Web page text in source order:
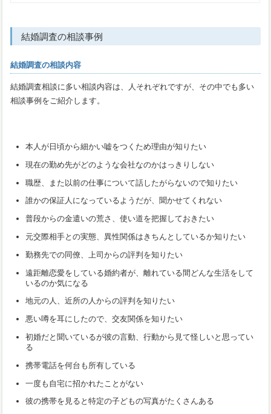
結婚調査の相談事例
結婚調査の相談内容
結婚調査相談に多い相談内容は、人それぞれですが、その中でも多い
相談事例をご紹介します。
本人が日頃から細かい嘘をつくため理由が知りたい
現在の勤め先がどのような会社なのかはっきりしない
職歴、また以前の仕事について話したがらないので知りたい
誰かの保証人になっているようだが、聞かせてくれない
普段からの金遣いの荒さ、使い道を把握しておきたい
元交際相手との実態、異性関係はきちんとしているか知りたい
勤務先での同僚、上司からの評判を知りたい
遠距離恋愛をしている婚約者が、離れている間どんな生活をして
いるのか気になる
地元の人、近所の人からの評判を知りたい
悪い噂を耳にしたので、交友関係を知りたい
初婚だと聞いているが彼の言動、行動から見て怪しいと思ってい
る
携帯電話を何台も所有している
一度も自宅に招かれたことがない
彼の携帯を見ると特定の子どもの写真がたくさんある